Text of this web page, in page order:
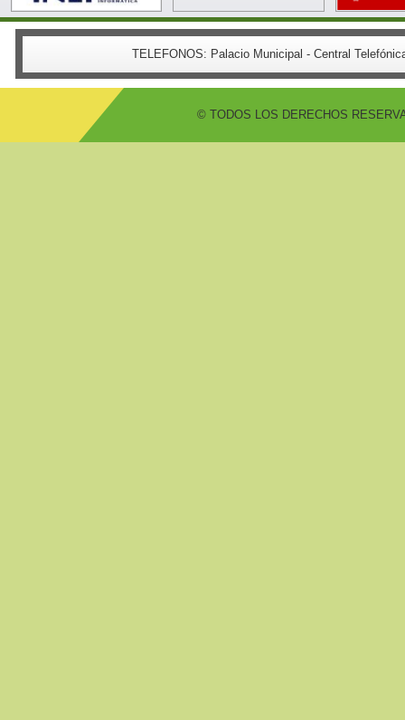
TELEFONOS: Palacio Municipal - Central
© TODOS LOS DERECHOS